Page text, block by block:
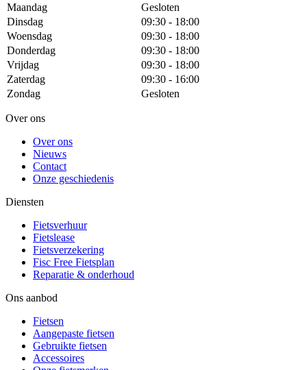
Maandag
Gesloten
Dinsdag
09:30 - 18:00
Woensdag
09:30 - 18:00
Donderdag
09:30 - 18:00
Vrijdag
09:30 - 18:00
Zaterdag
09:30 - 16:00
Zondag
Gesloten
Over ons
Over ons
Nieuws
Contact
Onze geschiedenis
Diensten
Fietsverhuur
Fietslease
Fietsverzekering
Fisc Free Fietsplan
Reparatie & onderhoud
Ons aanbod
Fietsen
Aangepaste fietsen
Gebruikte fietsen
Accessoires